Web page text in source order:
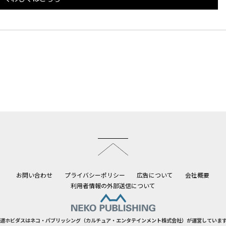
お問い合わせ プライバシーポリシー 広告について
会社概要
利用者情報の外部送信について
ホビダスはネコ・パブリッシング（カルチュア・エンタテインメント株式会社）が運営していま